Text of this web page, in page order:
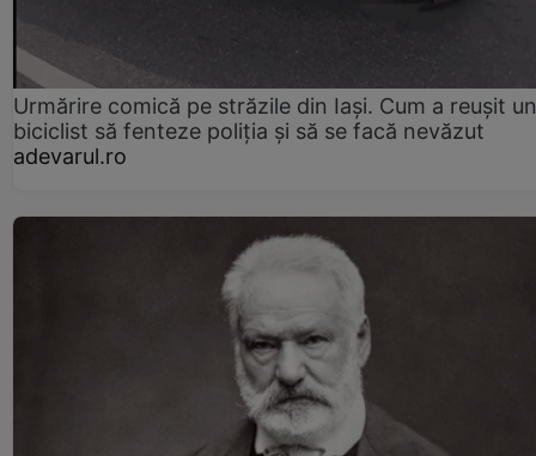
Urmărire comică pe străzile din Iași. Cum a reușit un
biciclist să fenteze poliția și să se facă nevăzut
adevarul.ro